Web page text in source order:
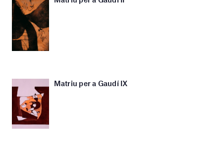
Matriu per a Gaudí IX